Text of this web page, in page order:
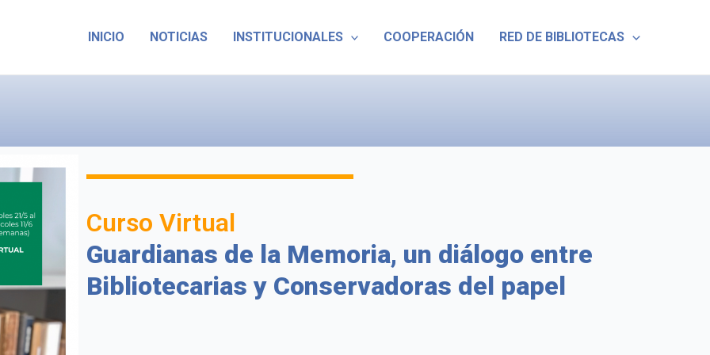
INICIO NOTICIAS INSTITUCIONALES COOPERACIÓN RED DE BIBLIOTECAS
Curso Virtual
Guardianas de la Memoria, un diálogo entre
Bibliotecarias y Conservadoras del papel